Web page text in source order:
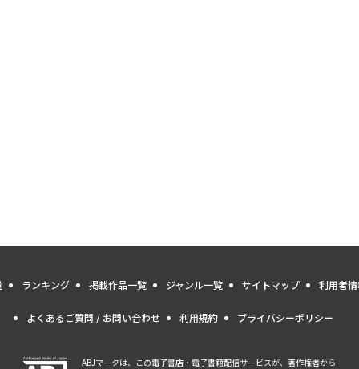
ランキング 掲載作品一覧 ジャンル一覧 サイトマップ 利用者
よくあるご質問 / お問い合わせ 利用規約 プライバシーポリシー
ABJマークは、この電子書店・電子書籍配信サービスが、著作権者から